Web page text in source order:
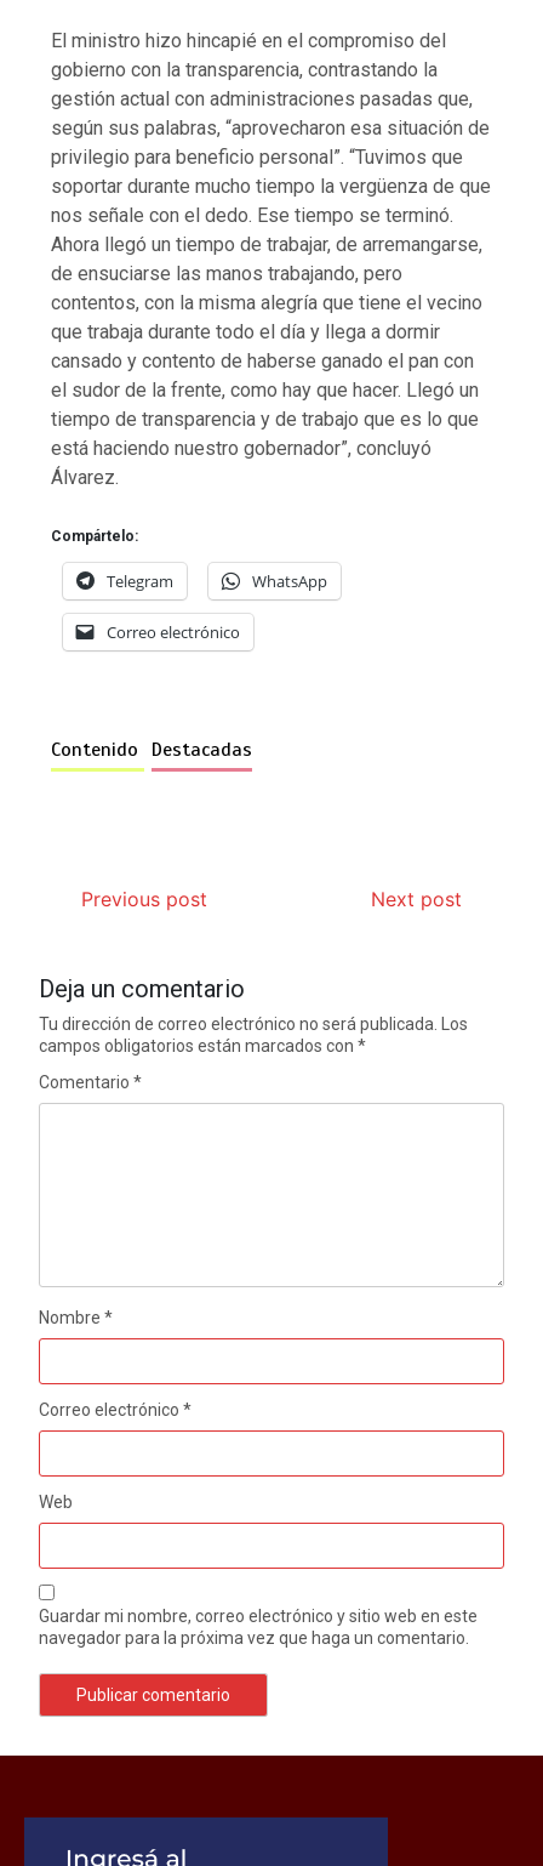
El ministro hizo hincapié en el compromiso del
gobierno con la transparencia, contrastando la
gestión actual con administraciones pasadas que,
según sus palabras, “aprovecharon esa situación de
privilegio para beneficio personal”. “Tuvimos que
soportar durante mucho tiempo la vergüenza de que
nos señale con el dedo. Ese tiempo se terminó.
Ahora llegó un tiempo de trabajar, de arremangarse,
de ensuciarse las manos trabajando, pero
contentos, con la misma alegría que tiene el vecino
que trabaja durante todo el día y llega a dormir
cansado y contento de haberse ganado el pan con
el sudor de la frente, como hay que hacer. Llegó un
tiempo de transparencia y de trabajo que es lo que
está haciendo nuestro gobernador”, concluyó
Álvarez.
Compártelo:
Telegram WhatsApp
Correo electrónico
Contenido Destacadas
Previous post Next post
Deja un comentario
Tu dirección de correo electrónico no será publicada. Los
campos obligatorios están marcados con*
Comentario*
Nombre*
Correo electrónico*
Web
Guardar mi nombre, correo electrónico y sitio web en este
navegador para la próxima vez que haga un comentario.